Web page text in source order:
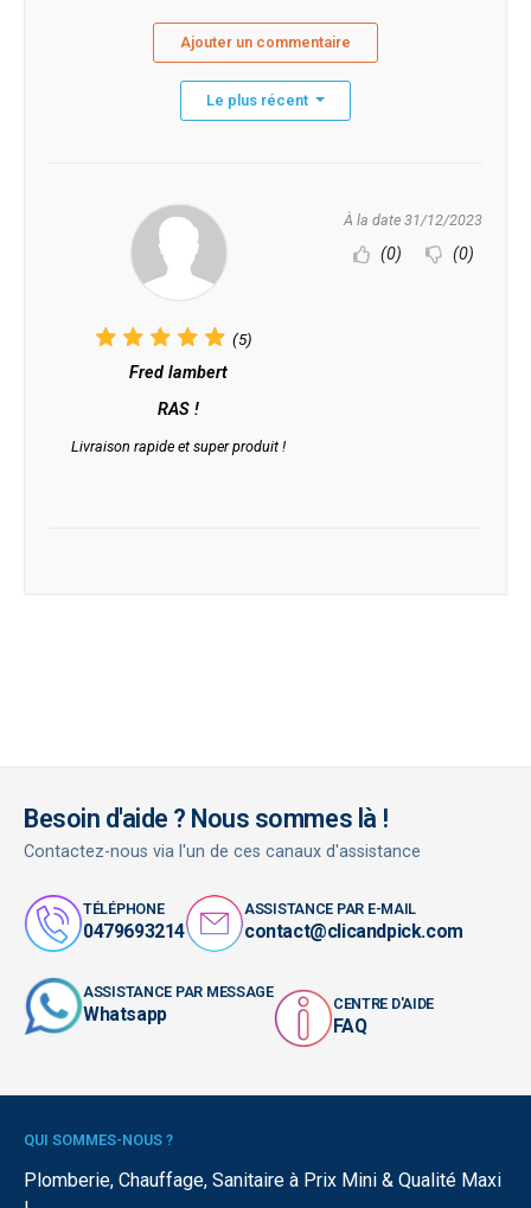
Ajouter un commentaire
Le plus récent
(5)
Fred lambert
RAS !
Livraison rapide et super produit !
À la date 31/12/2023
(0) (0)
Besoin d'aide ? Nous sommes là !
Contactez-nous via l'un de ces canaux d'assistance
TÉLÉPHONE
0479693214
ASSISTANCE PAR E-MAIL
contact@clicandpick.com
ASSISTANCE PAR MESSAGE
Whatsapp CENTRE D'AIDE
FAQ
QUI SOMMES-NOUS ?
Plomberie, Chauffage, Sanitaire à Prix Mini & Qualité Maxi